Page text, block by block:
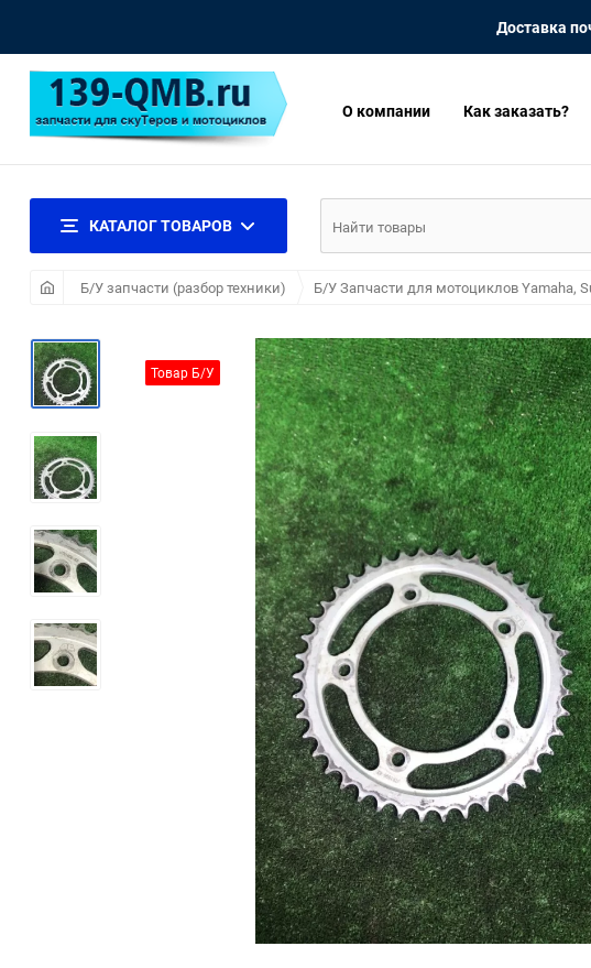
Доставка
О компании Как заказать?
КАТАЛОГ ТОВАРОВ
Б/У запчасти (разбор техники) Б/У Запчасти для мотоциклов Yamaha,
Товар Б/У